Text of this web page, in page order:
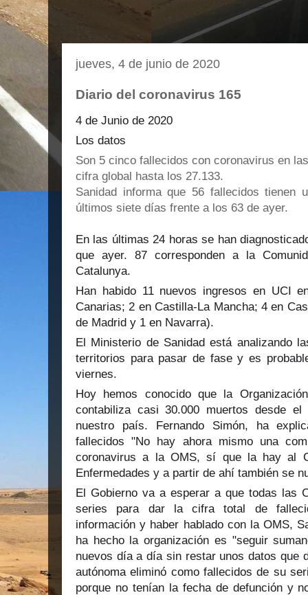
jueves, 4 de junio de 2020
Diario del coronavirus 165
4 de Junio de 2020
Los datos
Son 5 cinco fallecidos con coronavirus en
cifra global hasta los 27.133.
Sanidad informa que 56 fallecidos tienen
últimos siete días frente a los 63 de ayer.
En las últimas 24 horas se han
que ayer. 87 corresponden a la
Catalunya.
Han habido 11 nuevos ingresos en UCI
Canarias; 2 en Castilla-La Mancha; 4 en
de Madrid y 1 en Navarra).
El Ministerio de Sanidad está analizando
territorios para pasar de fase y es
viernes.
Hoy hemos conocido que la
contabiliza casi 30.000 muertos desde
nuestro país. Fernando Simón, ha
fallecidos "No hay ahora mismo una
coronavirus a la OMS, sí que la hay al
Enfermedades y a partir de ahí también se
El Gobierno va a esperar a que todas las
series para dar la cifra total de
información y haber hablado con la OMS,
ha hecho la organización es "seguir
nuevos día a día sin restar unos datos que
autónoma eliminó como fallecidos de su
porque no tenían la fecha de defunción y